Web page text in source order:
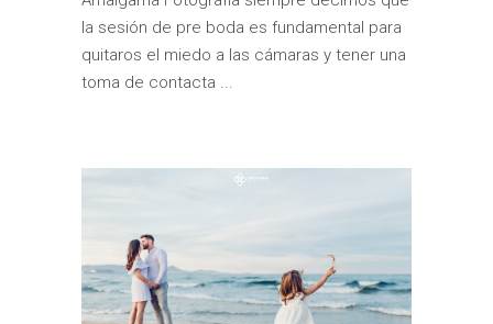
la sesión de pre boda es fundamental para
quitaros el miedo a las cámaras y tener una
toma de contacta